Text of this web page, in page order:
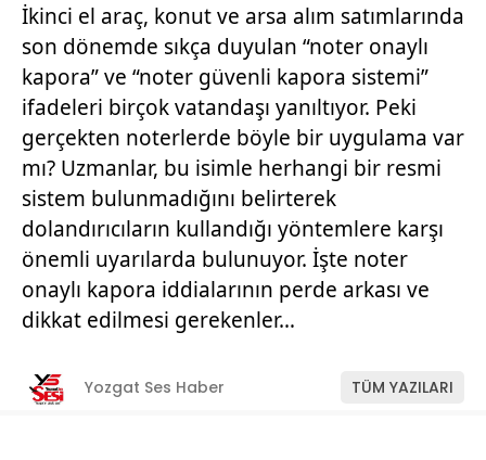
İkinci el araç, konut ve arsa alım satımlarında
son dönemde sıkça duyulan “noter onaylı
kapora” ve “noter güvenli kapora sistemi”
ifadeleri birçok vatandaşı yanıltıyor. Peki
gerçekten noterlerde böyle bir uygulama var
mı? Uzmanlar, bu isimle herhangi bir resmi
sistem bulunmadığını belirterek
dolandırıcıların kullandığı yöntemlere karşı
önemli uyarılarda bulunuyor. İşte noter
onaylı kapora iddialarının perde arkası ve
dikkat edilmesi gerekenler…
Yozgat Ses Haber TÜM YAZILARI